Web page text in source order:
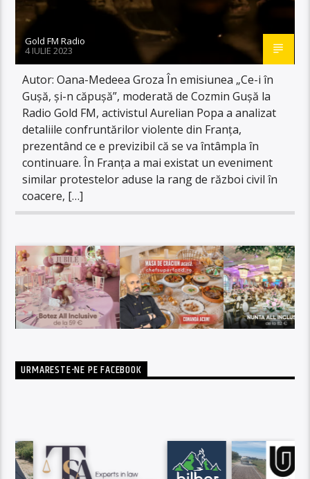
Gold FM Radio
4 IULIE 2023
Autor: Oana-Medeea Groza În emisiunea „Ce-i în
Gușă, și-n căpușă”, moderată de Cozmin Gușă la
Radio Gold FM, activistul Aurelian Popa a analizat
detaliile confruntărilor violente din Franța,
prezentând ce e previzibil că se va întâmpla în
continuare. În Franța a mai existat un eveniment
similar protestelor aduse la rang de război civil în
coacere, […]
URMARESTE-NE PE FACEBOOK